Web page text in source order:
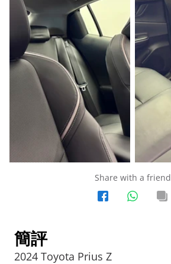
Share with a friend
簡評
2024 Toyota Prius Z